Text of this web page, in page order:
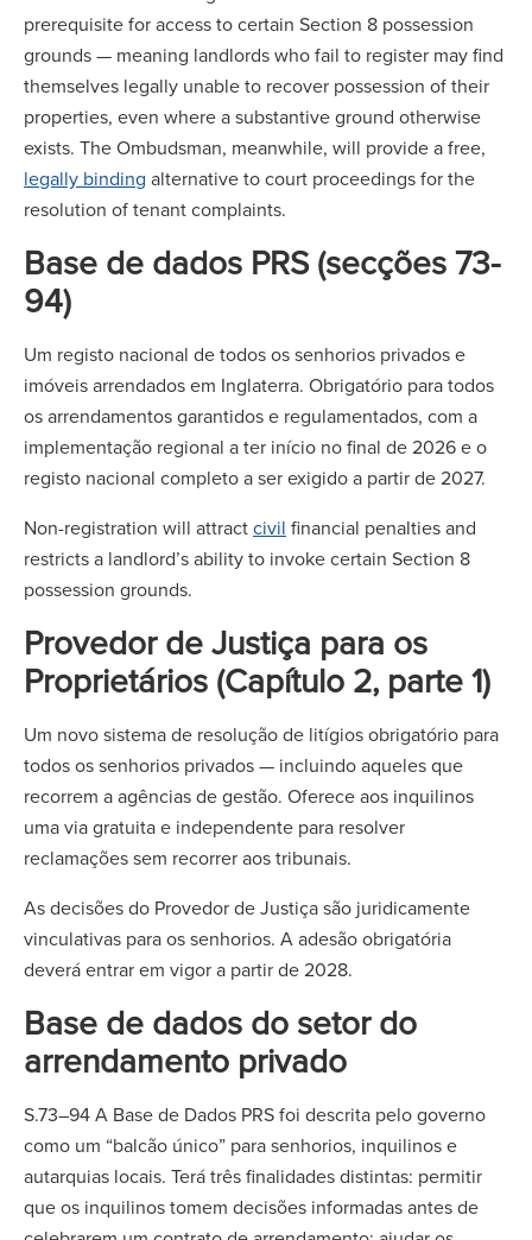
prerequisite for access to certain Section 8 possession
grounds — meaning landlords who fail to register may find
themselves legally unable to recover possession of their
properties, even where a substantive ground otherwise
exists. The Ombudsman, meanwhile, will provide a free,
legally binding alternative to court proceedings for the
resolution of tenant complaints.
Base de dados PRS (secções 73-
94)
Um registo nacional de todos os senhorios privados e
imóveis arrendados em Inglaterra. Obrigatório para todos
os arrendamentos garantidos e regulamentados, com a
implementação regional a ter início no final de 2026 e o
registo nacional completo a ser exigido a partir de 2027.
Non-registration will attractcivil financial penalties and
restricts a landlord’s ability to invoke certain Section 8
possession grounds.
Provedor de Justiça para os
Proprietários (Capítulo 2, parte 1)
Um novo sistema de resolução de litígios obrigatório para
todos os senhorios privados — incluindo aqueles que
recorrem a agências de gestão. Oferece aos inquilinos
uma via gratuita e independente para resolver
reclamações sem recorrer aos tribunais.
As decisões do Provedor de Justiça são juridicamente
vinculativas para os senhorios. A adesão obrigatória
deverá entrar em vigor a partir de 2028.
Base de dados do setor do
arrendamento privado
S.73–94 A Base de Dados PRS foi descrita pelo governo
como um “balcão único” para senhorios, inquilinos e
autarquias locais. Terá três finalidades distintas: permitir
que os inquilinos tomem decisões informadas antes de